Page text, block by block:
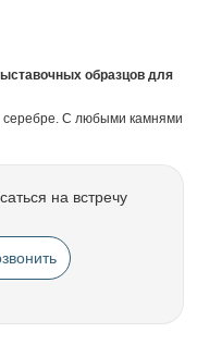
образцов для
серебре. С любыми камнями
на встречу